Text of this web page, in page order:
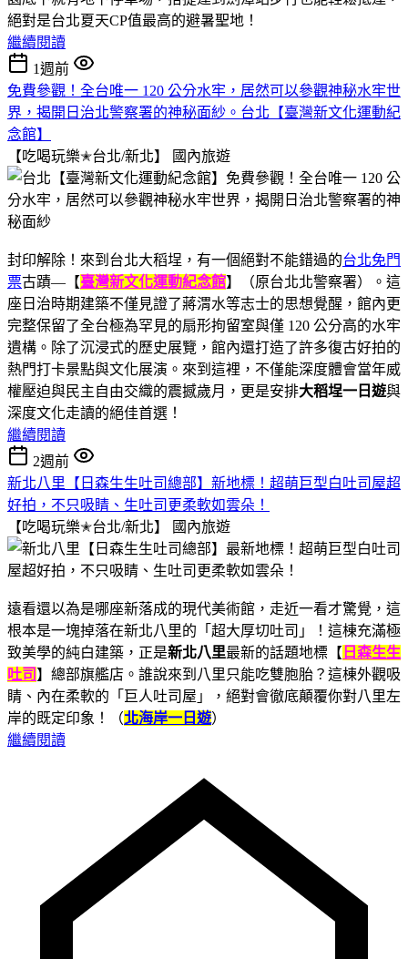
絕對是台北夏天CP值最高的避暑聖地！
繼續閱讀
1週前
免費參觀！全台唯一 120 公分水牢，居然可以參觀神秘水牢世
界，揭開日治北警察署的神秘面紗。台北【臺灣新文化運動紀
念館】
【吃喝玩樂✭台北/新北】
國內旅遊
封印解除！來到台北大稻埕，有一個絕對不能錯過的台北免門
票古蹟—【臺灣新文化運動紀念館】（原台北北警察署）。這
座日治時期建築不僅見證了蔣渭水等志士的思想覺醒，館內更
完整保留了全台極為罕見的扇形拘留室與僅 120 公分高的水牢
遺構。除了沉浸式的歷史展覽，館內還打造了許多復古好拍的
熱門打卡景點與文化展演。來到這裡，不僅能深度體會當年威
權壓迫與民主自由交織的震撼歲月，更是安排大稻埕一日遊與
深度文化走讀的絕佳首選！
繼續閱讀
2週前
新北八里【日森生生吐司總部】新地標！超萌巨型白吐司屋超
好拍，不只吸睛、生吐司更柔軟如雲朵！
【吃喝玩樂✭台北/新北】
國內旅遊
遠看還以為是哪座新落成的現代美術館，走近一看才驚覺，這
根本是一塊掉落在新北八里的「超大厚切吐司」！這棟充滿極
致美學的純白建築，正是新北八里最新的話題地標【 日森生生
吐司 】總部旗艦店。誰說來到八里只能吃雙胞胎？這棟外觀吸
睛、內在柔軟的「巨人吐司屋」，絕對會徹底顛覆你對八里左
岸的既定印象！（北海岸一日遊）
繼續閱讀